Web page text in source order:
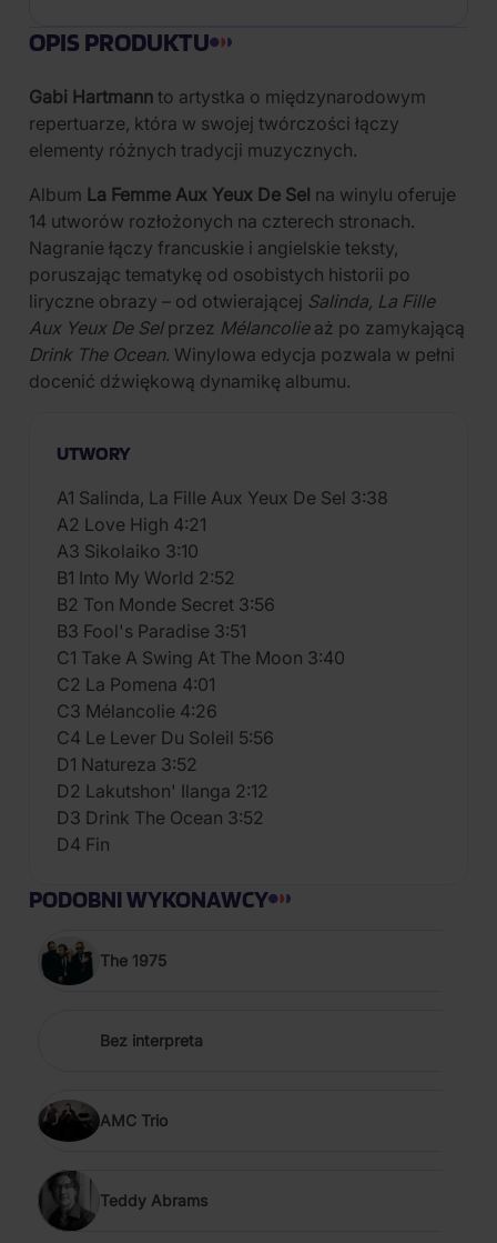
OPIS PRODUKTU
Gabi Hartmann to artystka o międzynarodowym
repertuarze, która w swojej twórczości łączy
elementy różnych tradycji muzycznych.
Album La Femme Aux Yeux De Sel na winylu oferuje
14 utworów rozłożonych na czterech stronach.
Nagranie łączy francuskie i angielskie teksty,
poruszając tematykę od osobistych historii po
liryczne obrazy – od otwierającej Salinda, La Fille
Aux Yeux De Selprzez Mélancolieaż po zamykającą
Drink The Ocean. Winylowa edycja pozwala w pełni
docenić dźwiękową dynamikę albumu.
UTWORY
A1 Salinda, La Fille Aux Yeux De Sel 3:38
A2 Love High 4:21
A3 Sikolaiko 3:10
B1 Into My World 2:52
B2 Ton Monde Secret 3:56
B3 Fool's Paradise 3:51
C1 Take A Swing At The Moon 3:40
C2 La Pomena 4:01
C3 Mélancolie 4:26
C4 Le Lever Du Soleil 5:56
D1 Natureza 3:52
D2 Lakutshon' Ilanga 2:12
D3 Drink The Ocean 3:52
D4 Fin
PODOBNI WYKONAWCY
The 1975
Bez interpreta
AMC Trio
Teddy Abrams